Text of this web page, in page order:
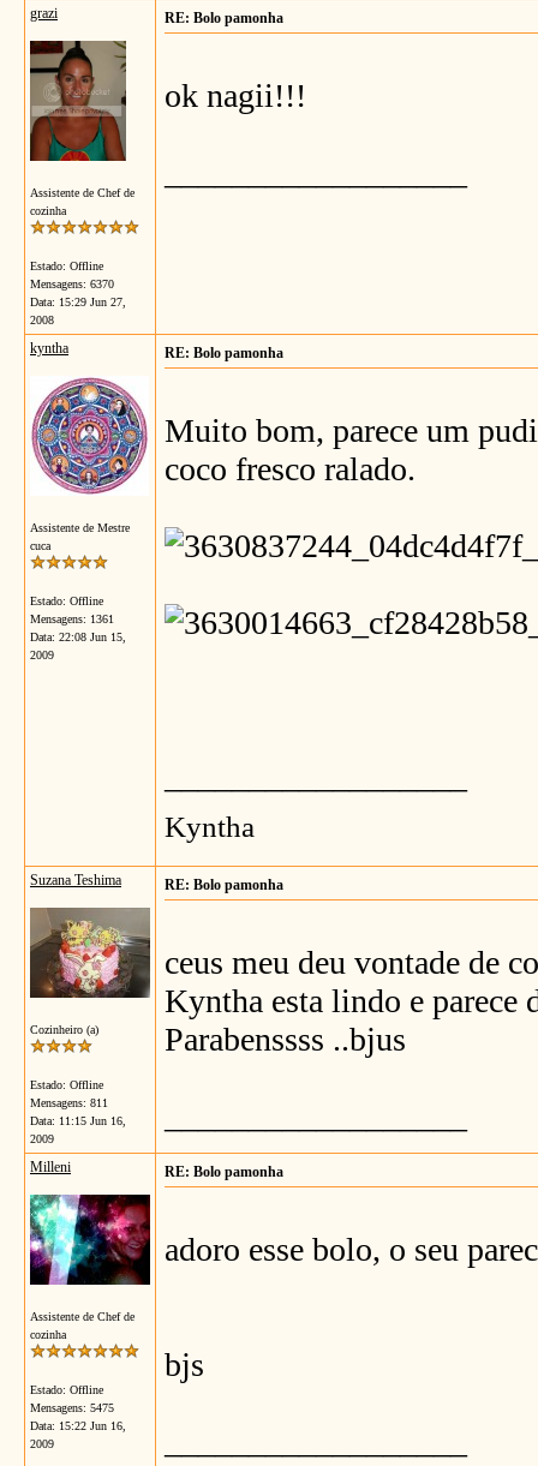
grazi
Assistente de Chef de
cozinha
Estado: Offline
Mensagens: 6370
Data: 15:29 Jun 27,
2008
RE: Bolo pamonha
ok nagii!!!
kyntha
Assistente de Mestre
cuca
Estado: Offline
Mensagens: 1361
Data: 22:08 Jun 15,
2009
RE: Bolo pamonha
Muito bom, parece um
coco fresco ralado.
Kyntha
Suzana Teshima
Cozinheiro (a)
Estado: Offline
Mensagens: 811
Data: 11:15 Jun 16,
2009
RE: Bolo pamonha
ceus meu deu vontade de
Kyntha esta lindo e
Parabenssss ..bjus
Milleni
Assistente de Chef de
cozinha
Estado: Offline
Mensagens: 5475
Data: 15:22 Jun 16,
2009
RE: Bolo pamonha
adoro esse bolo, o seu
bjs